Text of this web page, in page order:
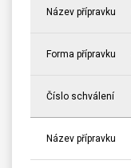
Název přípravku
Forma přípravku
Číslo schválení
Název přípravku